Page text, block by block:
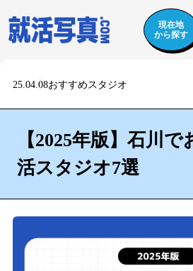
現在地
から探す
25.04.08おすすめスタジオ
【2025年版】石川
活スタジオ7選